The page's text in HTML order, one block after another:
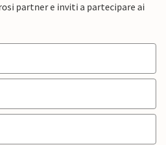
partner e inviti a partecipare ai